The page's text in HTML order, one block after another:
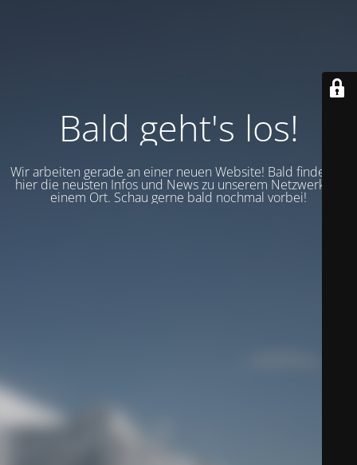
Bald geht's los!
Wir arbeiten gerade an einer neuen Website! Bald findest du
hier die neusten Infos und News zu unserem Netzwerk an
einem Ort. Schau gerne bald nochmal vorbei!